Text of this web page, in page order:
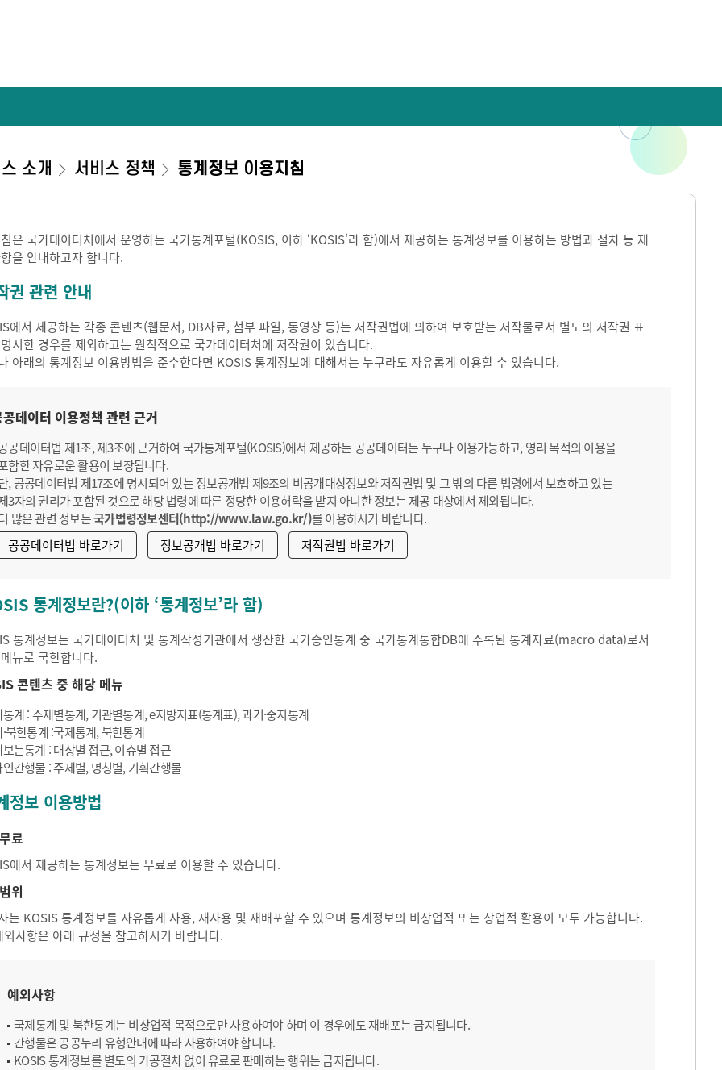
소개 서비스 정책 통계정보 이용지침
은 국가데이터처에서 운영하는 국가통계포털(KOSIS, 이하 ‘KOSIS'라 함)에서 제공하는 통계정보를 이용하는 방법과 절차 등 제
을 안내하고자 합니다.
권 관련 안내
에서 제공하는 각종 콘텐츠(웹문서, DB자료, 첨부 파일, 동영상 등)는 저작권법에 의하여 보호받는 저작물로서 별도의 저작권 표
시한 경우를 제외하고는 원칙적으로 국가데이터처에 저작권이 있습니다.
아래의 통계정보 이용방법을 준수한다면 KOSIS 통계정보에 대해서는 누구라도 자유롭게 이용할 수 있습니다.
데이터 이용정책 관련 근거
공데이터법 제1조, 제3조에 근거하여 국가통계포털(KOSIS)에서 제공하는 공공데이터는 누구나 이용가능하고, 영리 목적의 이용을
함한 자유로운 활용이 보장됩니다.
, 공공데이터법 제17조에 명시되어 있는 정보공개법 제9조의 비공개대상정보와 저작권법 및 그 밖의 다른 법령에서 보호하고 있는
3자의 권리가 포함된 것으로 해당 법령에 따른 정당한 이용허락을 받지 아니한 정보는 제공 대상에서 제외됩니다.
많은 관련 정보는국가법령정보센터(http://www.law.go.kr/)를 이용하시기 바랍니다.
공공데이터법 바로가기
정보공개법 바로가기 저작권법 바로가기
통계정보란?(이하 ‘통계정보’라 함)
통계정보는 국가데이터처 및 통계작성기관에서 생산한 국가승인통계 중 국가통계통합DB에 수록된 통계자료(macro data)로서
뉴로 국한합니다.
콘텐츠 중 해당 메뉴
계 : 주제별통계, 기관별통계, e지방지표(통계표), 과거·중지통계
북한통계 :국제통계, 북한통계
는통계 : 대상별 접근, 이슈별 접근
간행물 : 주제별, 명칭별, 기획간행물
정보 이용방법
료
에서 제공하는 통계정보는 무료로 이용할 수 있습니다.
위
는 KOSIS 통계정보를 자유롭게 사용, 재사용 및 재배포할 수 있으며 통계정보의 비상업적 또는 상업적 활용이 모두 가능합니다.
외사항은 아래 규정을 참고하시기 바랍니다.
예외사항
국제통계 및 북한통계는 비상업적 목적으로만 사용하여야 하며 이 경우에도 재배포는 금지됩니다.
간행물은 공공누리 유형안내에 따라 사용하여야 합니다.
KOSIS 통계정보를 별도의 가공절차 없이 유료로 판매하는 행위는 금지됩니다.